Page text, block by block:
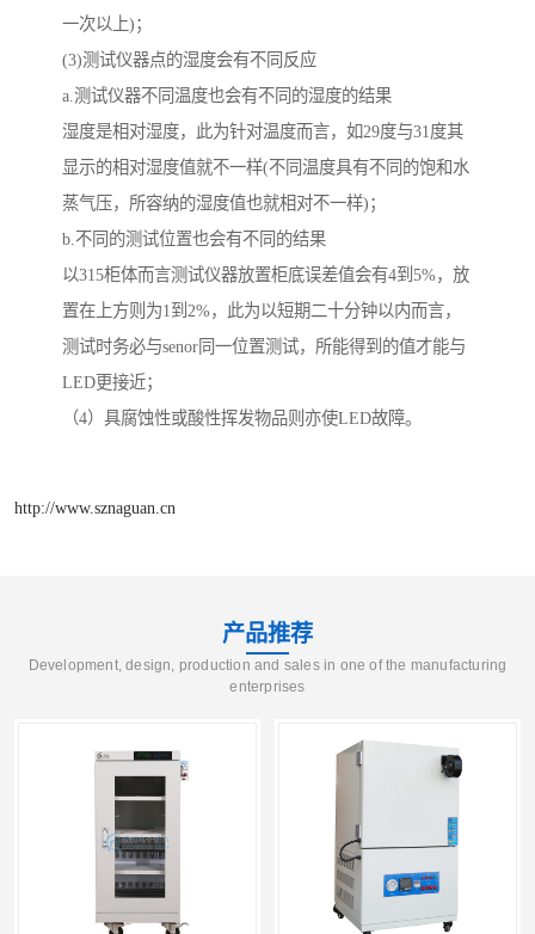
一次以上)；
(3)测试仪器点的湿度会有不同反应
a.测试仪器不同温度也会有不同的湿度的结果
湿度是相对湿度，此为针对温度而言，如29度与31度其
显示的相对湿度值就不一样(不同温度具有不同的饱和水
蒸气压，所容纳的湿度值也就相对不一样)；
b.不同的测试位置也会有不同的结果
以315柜体而言测试仪器放置柜底误差值会有4到5%，放
置在上方则为1到2%，此为以短期二十分钟以内而言，
测试时务必与senor同一位置测试，所能得到的值才能与
LED更接近；
（4）具腐蚀性或酸性挥发物品则亦使LED故障。
http://www.sznaguan.cn
产品推荐
Development, design, production and sales in one of the manufacturing
enterprises